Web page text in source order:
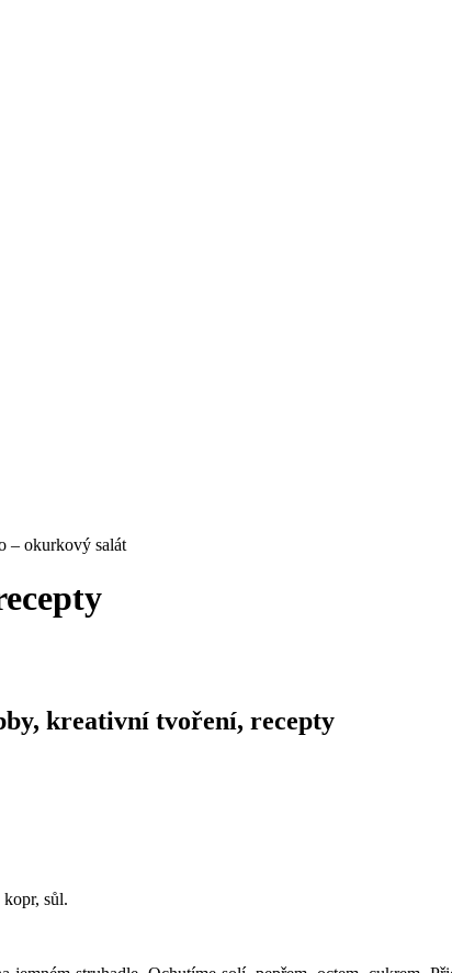
– okurkový salát
kreativní tvoření, recepty
sůl.